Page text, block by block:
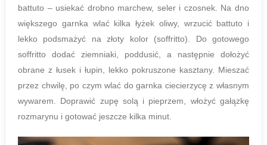
battuto – usiekać drobno marchew, seler i czosnek. Na dno
większego garnka wlać kilka łyżek oliwy, wrzucić battuto i
lekko podsmażyć na złoty kolor (soffritto). Do gotowego
soffritto dodać ziemniaki, poddusić, a następnie dołożyć
obrane z łusek i łupin, lekko pokruszone kasztany. Mieszać
przez chwilę, po czym wlać do garnka ciecierzycę z własnym
wywarem. Doprawić zupę solą i pieprzem, włożyć gałązkę
rozmarynu i gotować jeszcze kilka minut.